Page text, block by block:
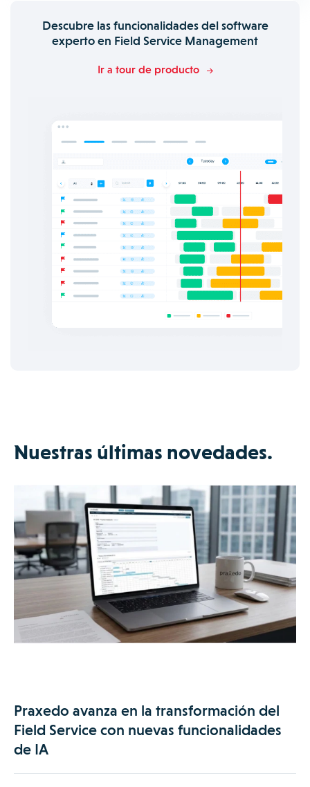
Descubre las funcionalidades del software
experto en Field Service Management
Ir a tour de producto
Nuestras últimas novedades.
Praxedo avanza en la transformación del
Field Service con nuevas funcionalidades
de IA